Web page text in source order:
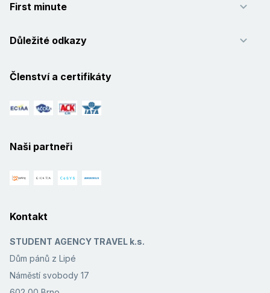
First minute
Důležité odkazy
Členství a certifikáty
Naši partneři
Kontakt
STUDENT AGENCY TRAVEL k.s.
Dům pánů z Lipé
Náměstí svobody 17